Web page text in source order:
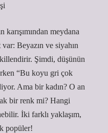
karışımından meydana
Beyazın ve siyahın
Şimdi, düşünün
“Bu koyu gri çok
Ama bir kadın? O an
bir renk mi? Hangi
İki farklı yaklaşım,
popüler!